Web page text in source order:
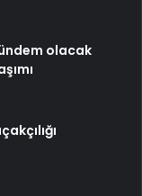
olacak